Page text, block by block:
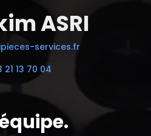
ASRI
services.fr
21 13 70 04